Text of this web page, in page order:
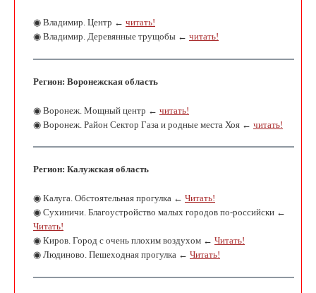
◉ Владимир. Центр ← читать!
◉ Владимир. Деревянные трущобы ← читать!
Регион: Воронежская область
◉ Воронеж. Мощный центр ← читать!
◉ Воронеж. Район Сектор Газа и родные места Хоя ← читать!
Регион: Калужская область
◉ Калуга. Обстоятельная прогулка ← Читать!
◉ Сухиничи. Благоустройство малых городов по-российски ←
Читать!
◉ Киров. Город с очень плохим воздухом ← Читать!
◉ Людиново. Пешеходная прогулка ← Читать!